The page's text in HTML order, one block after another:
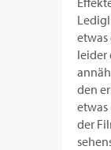
etwas
leider
den
der